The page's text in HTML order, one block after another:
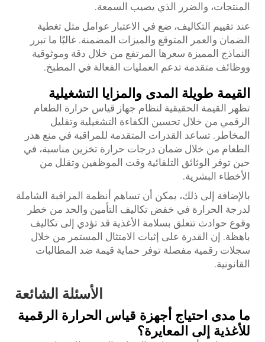
المنتجات، والضرر الذي يصيب السمعة.
عند تقييم التكاليف، ضع في الاعتبار عوامل مثل تغطية
الضمان والعمر المتوقع والميزات المضمنة. غالبًا ما تبرر
النماذج المميزة سعرها المرتفع من خلال دقة وموثوقية
ووظائف متقدمة تدعم العمليات الفعالة في المطبخ.
القيمة طويلة المدى والمزايا التشغيلية
تظهر القيمة الحقيقية لنظام جهاز قياس حرارة الطعام
الرقمي من خلال تحسين الكفاءة التشغيلية وتقليل
المخاطر. تساعد القدرات المتقدمة للمراقبة في منع هدر
الطعام من خلال ضمان درجات حرارة تخزين مناسبة، في
حين توفر الوثائق التلقائية وقت الموظفين وتقلل من
الأخطاء البشرية.
بالإضافة إلى ذلك، يمكن أن تساهم أنظمة المراقبة الشاملة
لدرجة الحرارة في خفض تكاليف التأمين والحد من خطر
وقوع حوادث تتعلق بسلامة الأغذية قد تؤدي إلى تكاليف
باهظة. إن القدرة على إثبات الامتثال المستمر من خلال
سجلات رقمية مفصلة توفر حماية قيمة ضد المطالبات
القانونية.
الأسئلة الشائعة
ما مدى احتياج أجهزة قياس الحرارة الرقمية
للأغذية إلى المعايرة؟